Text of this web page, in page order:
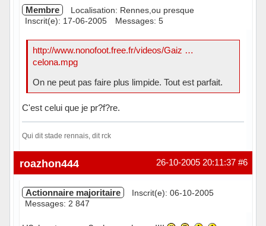
Membre
Localisation: Rennes,ou presque
Inscrit(e): 17-06-2005
Messages: 5
http://www.nonofoot.free.fr/videos/Gaiz …
celona.mpg
On ne peut pas faire plus limpide. Tout est parfait.
C'est celui que je pr?f?re.
Qui dit stade rennais, dit rck
Hors ligne #6
26-10-2005 20:11:37
roazhon444
Actionnaire majoritaire
Inscrit(e): 06-10-2005
Messages: 2 847